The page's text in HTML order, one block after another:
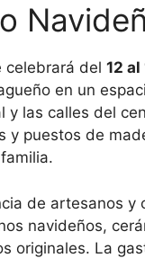
celebrará del 12
en un
las calles del
y puestos de
de artesanos y
navideños,
originales. La